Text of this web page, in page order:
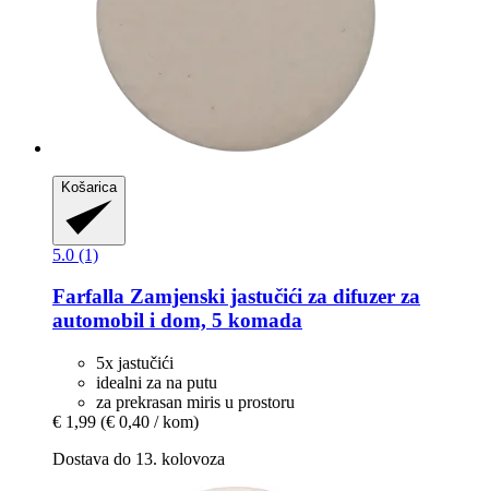
Košarica
5.0 (1)
Farfalla Zamjenski jastučići za difuzer za
automobil i dom, 5 komada
5x jastučići
idealni za na putu
za prekrasan miris u prostoru
€ 1,99 (€ 0,40 / kom)
Dostava do 13. kolovoza